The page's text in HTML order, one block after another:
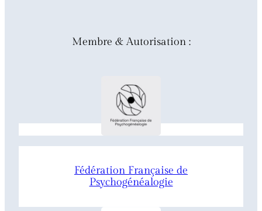
Membre & Autorisation :
Fédération Française de
Psychogénéalogie